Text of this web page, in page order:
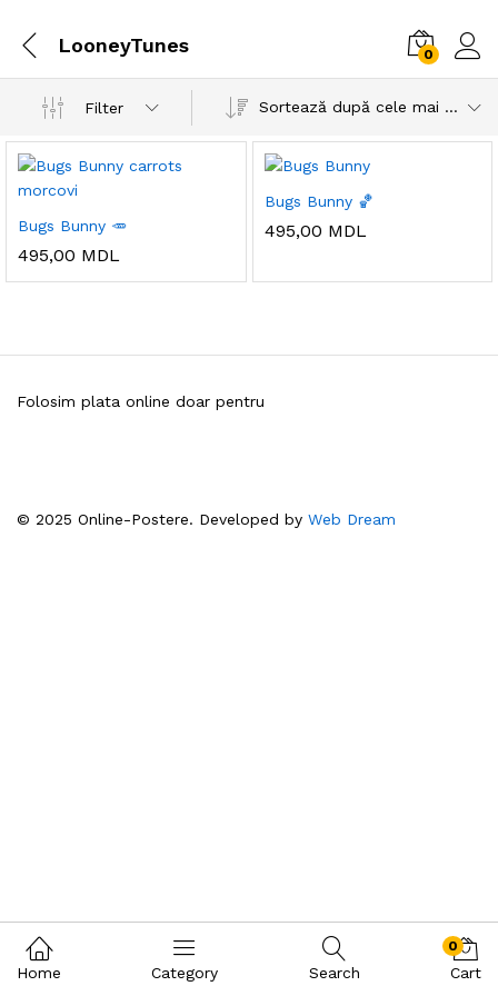
LooneyTunes 0
Filter Sortează după cele mai recente
Bugs Bunny 🥕
495,00 MDL
Bugs Bunny 🏀
495,00 MDL
© 2025 Online-Postere. Developed by Web Dream
Folosim plata online doar pentru
Home Category Search
0
Cart